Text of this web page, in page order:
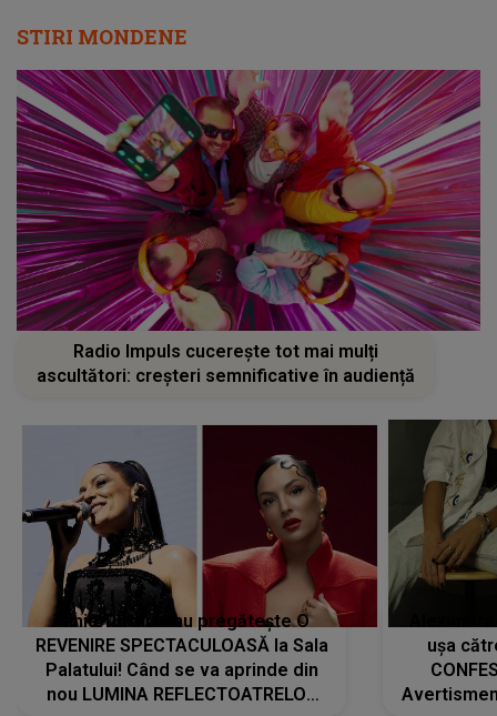
STIRI MONDENE
Radio Impuls cucerește tot mai mulți
ascultători: creșteri semnificative în audiență
Tania Turtureanu pregătește O
REVENIRE SPECTACULOASĂ la Sala
Palatului! Când se va aprinde din
nou LUMINA REFLECTOATRELOR
ușa